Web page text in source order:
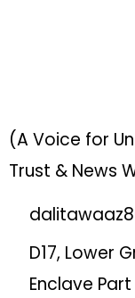
(A Voice for
Trust & News
D17, Lower
Enclave Part